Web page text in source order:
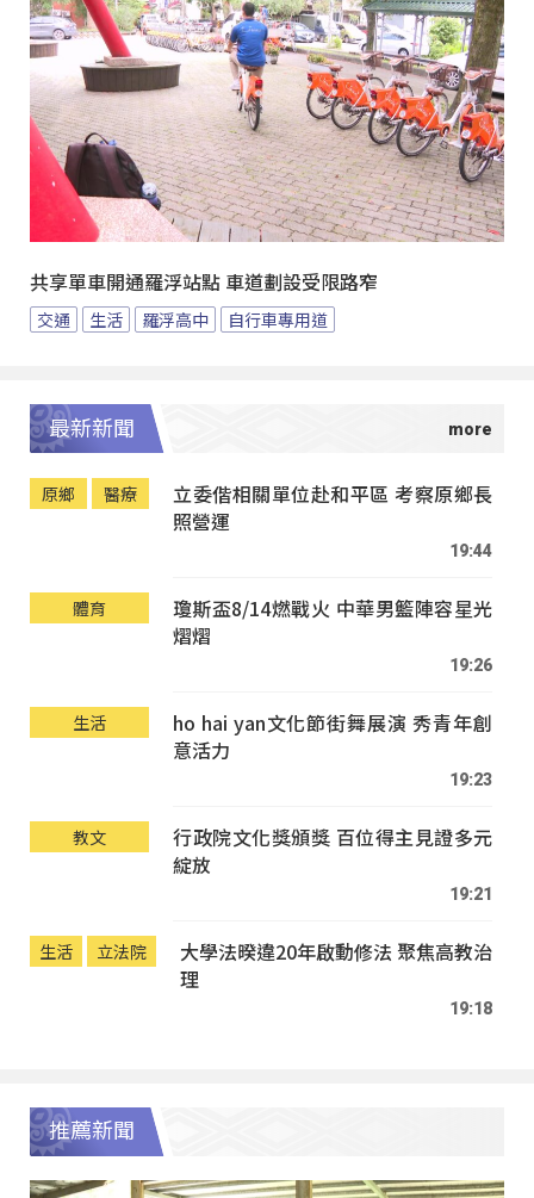
共享單車開通羅浮站點 車道劃設受限路窄
交通 生活 羅浮高中 自行車專用道
最新新聞
原鄉 醫療
立委偕相關單位赴和平區 考察原鄉長
照營運
19:44
體育
瓊斯盃8/14燃戰火 中華男籃陣容星光
熠熠
19:26
生活
ho hai yan文化節街舞展演 秀青年創
意活力
19:23
教文
行政院文化獎頒獎 百位得主見證多元
綻放
19:21
生活 立法院
大學法暌違20年啟動修法 聚焦高教治
理
19:18
推薦新聞